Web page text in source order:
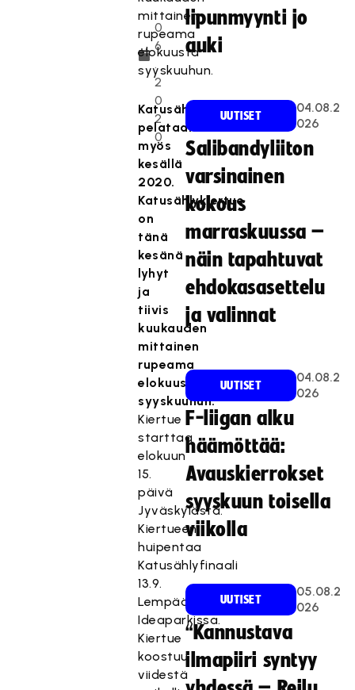
.
0
6
.
2
0
2
0
mittainen
rupeama
elokuusta
syyskuuhun.
Katusählyä
pelataan
myös
kesällä
2020.
Katusählykiertue
on
tänä
kesänä
lyhyt
ja
tiivis
kuukauden
mittainen
rupeama
elokuusta
syyskuuhun.
Kiertue
starttaa
elokuun
15.
päivä
Jyväskylästä.
Kiertueen
huipentaa
Katusählyfinaali
13.9.
Lempäälän
Ideaparkissa.
Kiertue
koostuu
viidestä
lipunmyynti jo
auki
UUTISET
04.08.2
026
Salibandyliiton
varsinainen
kokous
marraskuussa –
näin tapahtuvat
ehdokasasettelu
ja valinnat
UUTISET
04.08.2
026
F-liigan alku
häämöttää:
Avauskierrokset
syyskuun toisella
viikolla
UUTISET
05.08.2
026
“Kannustava
ilmapiiri syntyy